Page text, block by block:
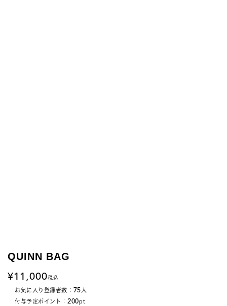
QUINN BAG
11,000税込
お気に入り登録者数： 75人
付与予定ポイント： 200pt